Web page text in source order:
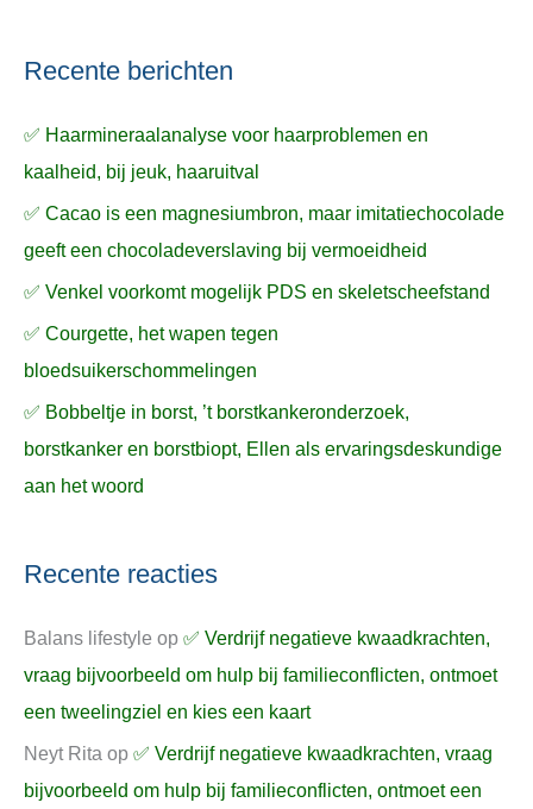
Recente berichten
✅ Haarmineraalanalyse voor haarproblemen en
kaalheid, bij jeuk, haaruitval
✅ Cacao is een magnesiumbron, maar imitatiechocolade
geeft een chocoladeverslaving bij vermoeidheid
✅ Venkel voorkomt mogelijk PDS en skeletscheefstand
✅ Courgette, het wapen tegen
bloedsuikerschommelingen
✅ Bobbeltje in borst, ’t borstkankeronderzoek,
borstkanker en borstbiopt, Ellen als ervaringsdeskundige
aan het woord
Recente reacties
Balans lifestyle op ✅ Verdrijf negatieve kwaadkrachten,
vraag bijvoorbeeld om hulp bij familieconflicten, ontmoet
een tweelingziel en kies een kaart
Neyt Rita op ✅ Verdrijf negatieve kwaadkrachten, vraag
bijvoorbeeld om hulp bij familieconflicten, ontmoet een